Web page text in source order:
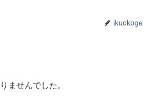
ikuokoge
ませんでした。